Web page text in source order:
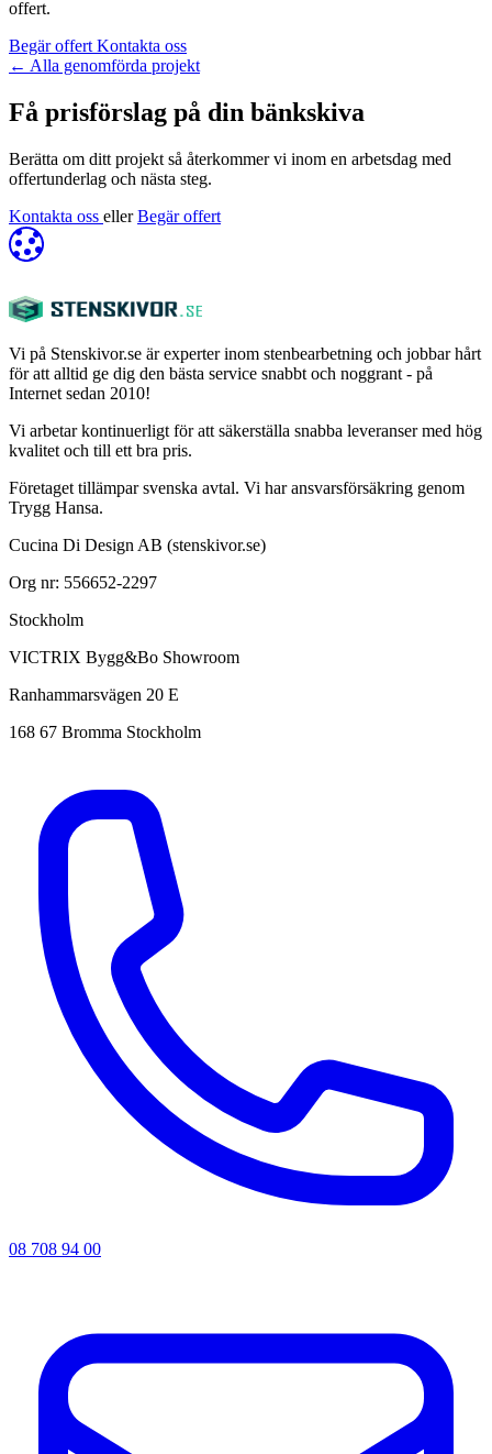
offert.
Begär offert Kontakta oss
← Alla genomförda projekt
Få prisförslag på din bänkskiva
Berätta om ditt projekt så återkommer vi inom en arbetsdag med
offertunderlag och nästa steg.
Kontakta oss eller Begär offert
Vi på Stenskivor.se är experter inom stenbearbetning och jobbar hårt
för att alltid ge dig den bästa service snabbt och noggrant - på
Internet sedan 2010!
Vi arbetar kontinuerligt för att säkerställa snabba leveranser med hög
kvalitet och till ett bra pris.
Företaget tillämpar svenska avtal. Vi har ansvarsförsäkring genom
Trygg Hansa.
Cucina Di Design AB (stenskivor.se)
Org nr: 556652-2297
Stockholm
VICTRIX Bygg&Bo Showroom
Ranhammarsvägen 20 E
168 67 Bromma Stockholm
08 708 94 00